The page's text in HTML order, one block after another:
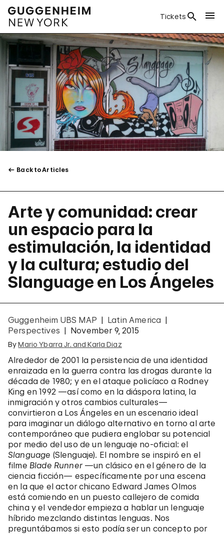
Tickets
Back to Articles
Arte y comunidad: crear
un espacio para la
estimulación, la identidad
y la cultura; estudio del
Slanguage en Los Ángeles
Guggenheim UBS MAP
Latin America
Perspectives
November 9, 2015
ByMario Ybarra Jr. and Karla Diaz
Alrededor de 2001 la persistencia de una identidad
enraizada en la guerra contra las drogas durante la
década de 1980; y en el ataque policíaco a Rodney
King en 1992 —así como en la diáspora latina, la
inmigración y otros cambios culturales—
convirtieron a Los Ángeles en un escenario ideal
para imaginar un diálogo alternativo en torno al arte
contemporáneo que pudiera englobar su potencial
por medio del uso de un lenguaje no-oficial: el
Slanguage (Slenguaje). El nombre se inspiró en el
filme Blade Runner—un clásico en el género de la
ciencia ficción— específicamente por una escena
en la que el actor chicano Edward James Olmos
está comiendo en un puesto callejero de comida
china y el vendedor empieza a hablar un lenguaje
híbrido mezclando distintas lenguas. Nos
preguntábamos si esto podía ser un concepto por